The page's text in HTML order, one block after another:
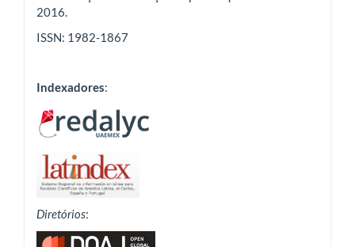
2016.
ISSN: 1982-1867
Indexadores:
Diretórios: